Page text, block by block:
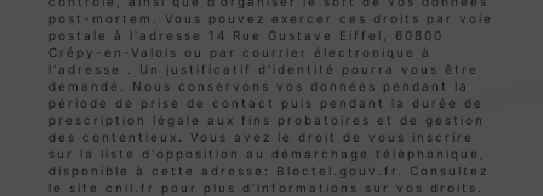
post-mortem. Vous pouvez exercer ces droits par voie
postale à l'adresse 14 Rue Gustave Eiffel, 60800
Crépy-en-Valois ou par courrier électronique à
l'adresse . Un justificatif d'identité pourra vous être
demandé. Nous conservons vos données pendant la
période de prise de contact puis pendant la durée de
prescription légale aux fins probatoires et de gestion
des contentieux. Vous avez le droit de vous inscrire
sur la liste d'opposition au démarchage téléphonique,
disponible à cette adresse: Bloctel.gouv.fr
. Consultez
le site cnil.fr pour plus d’informations sur vos droits.